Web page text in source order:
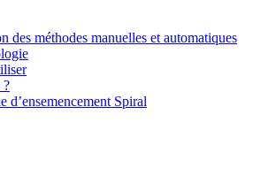
des méthodes manuelles et automatiques
?
d’ensemencement Spiral